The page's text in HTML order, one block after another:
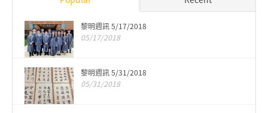
黎明週訊 5/17/2018
05/17/2018
黎明週訊 5/31/2018
05/31/2018